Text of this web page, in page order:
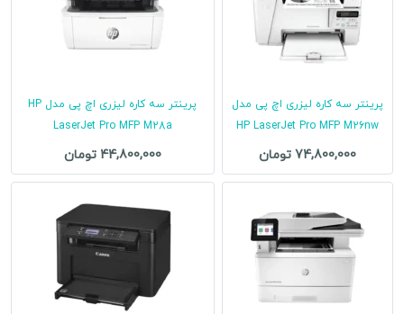
پرینتر سه کاره لیزری اچ پی مدل
HP LaserJet Pro MFP M26nw
74,800,000 تومان
پرینتر سه کاره لیزری اچ پی مدل HP
LaserJet Pro MFP M28a
44,800,000 تومان